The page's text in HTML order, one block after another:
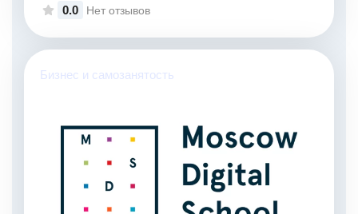
0.0
Нет отзывов
Бизнес и самозанятость